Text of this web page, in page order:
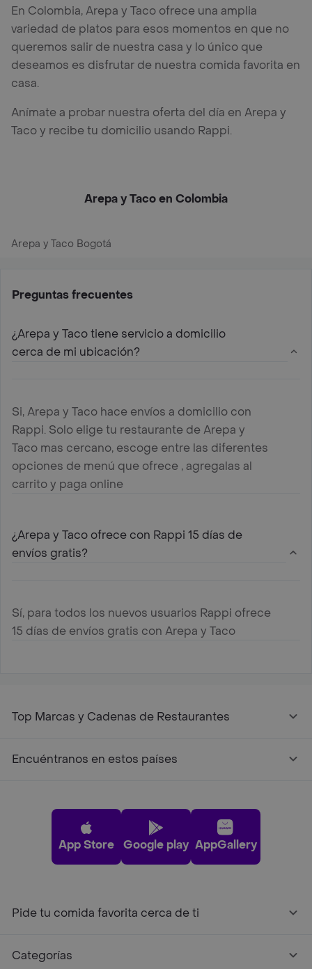
En Colombia, Arepa y Taco ofrece una amplia
variedad de platos para esos momentos en que no
queremos salir de nuestra casa y lo único que
deseamos es disfrutar de nuestra comida favorita en
casa.
Anímate a probar nuestra oferta del día en Arepa y
Taco y recibe tu domicilio usando Rappi.
Arepa y Taco en Colombia
Arepa y Taco Bogotá
Preguntas frecuentes
¿Arepa y Taco tiene servicio a domicilio
cerca de mi ubicación?
Si, Arepa y Taco hace envíos a domicilio con
Rappi. Solo elige tu restaurante de Arepa y
Taco mas cercano, escoge entre las diferentes
opciones de menú que ofrece , agregalas al
carrito y paga online
¿Arepa y Taco ofrece con Rappi 15 días de
envíos gratis?
Sí, para todos los nuevos usuarios Rappi ofrece
15 días de envíos gratis con Arepa y Taco
Top Marcas y Cadenas de Restaurantes
Encuéntranos en estos países
App Store Google play AppGallery
Pide tu comida favorita cerca de ti
Categorías